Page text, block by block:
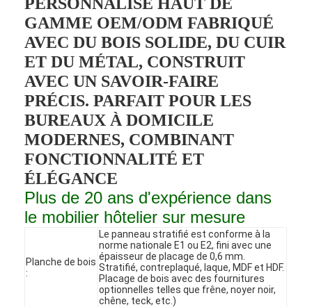
GAMME OEM/ODM FABRIQUÉ
AVEC DU BOIS SOLIDE, DU CUIR
ET DU MÉTAL, CONSTRUIT
AVEC UN SAVOIR-FAIRE
PRÉCIS. PARFAIT POUR LES
BUREAUX À DOMICILE
MODERNES, COMBINANT
FONCTIONNALITÉ ET
ÉLÉGANCE
Plus de 20 ans d'expérience dans
le mobilier hôtelier sur mesure
Planche de bois
:
Le panneau stratifié est conforme à la
norme nationale E1 ou E2, fini avec une
épaisseur de placage de 0,6 mm.
Stratifié, contreplaqué, laque, MDF et HDF.
Placage de bois avec des fournitures
optionnelles telles que frêne, noyer noir,
chêne, teck, etc.)